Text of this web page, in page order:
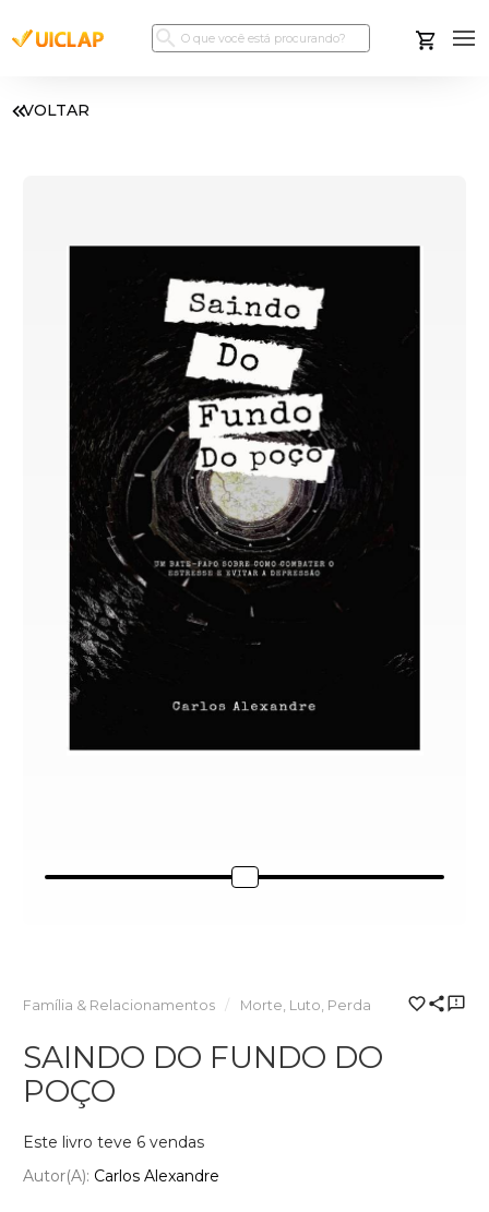
VOLTAR
Família & Relacionamentos Morte, Luto, Perda
SAINDO DO FUNDO DO
POÇO
Este livro teve 6 vendas
Autor(a): Carlos Alexandre